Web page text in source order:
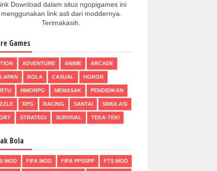
Download dalam situs ngopigames ini
menggunakan link asli dari moddernya.
Terimakasih.
Games
ADVENTURE ANIME ARCADE
BOLA CASUAL HOROR
MMORPG MEMASAK PENDIDIKAN
RPG RACING SANTAI SIMULASI
STRATEGI SURVIVAL TEKA-TEKI
Bola
MOD FIFA MOD FIFA PPSSPP FTS MOD